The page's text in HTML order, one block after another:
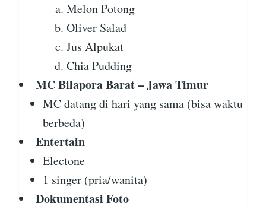
Melon Potong
Oliver Salad
Jus Alpukat
Chia Pudding
MC Bilapora Barat – Jawa Timur
MC datang di hari yang sama (bisa waktu
berbeda)
Entertain
Electone
1 singer (pria/wanita)
Dokumentasi Foto